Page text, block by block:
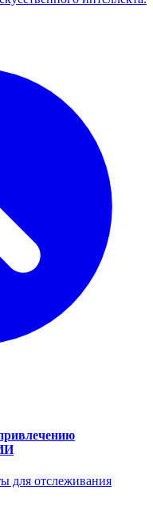
для отслеживания